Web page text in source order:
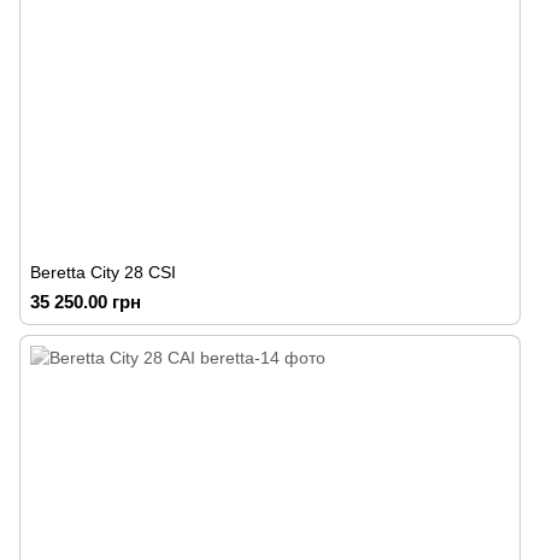
Beretta City 28 CSI
35 250.00 грн